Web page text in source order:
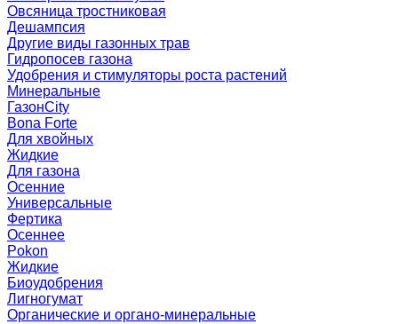
Овсяница тростниковая
Дешампсия
Другие виды газонных трав
Гидропосев газона
Удобрения и стимуляторы роста растений
Минеральные
ГазонCity
Bona Forte
Для хвойных
Жидкие
Для газона
Осенние
Универсальные
Фертика
Осеннее
Pokon
Жидкие
Биоудобрения
Лигногумат
Органические и органо-минеральные